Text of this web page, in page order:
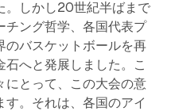
。しかし20世紀半ばまで
チング哲学、各国代表プ
のバスケットボールを再
へと発展しました。こ
にとって、この大会の意
。それは、各国のアイ